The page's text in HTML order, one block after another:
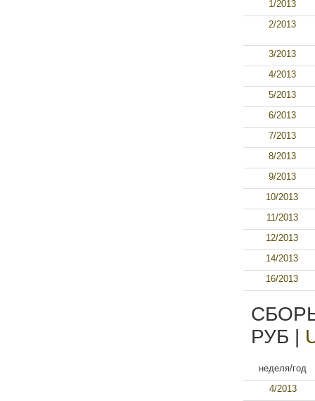
1/2013
2/2013
3/2013
4/2013
5/2013
6/2013
7/2013
8/2013
9/2013
10/2013
11/2013
12/2013
14/2013
16/2013
РУБ |
неделя/год
4/2013